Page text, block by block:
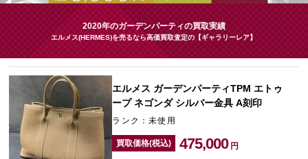
宅配買取を申し込む
無料の宅配キットをお届けします
今すぐ電話査定
受付時間 10:00～19:00
小田急新宿店
心斎橋本店 東心斎橋店 梅田店
なんば店 神戸元町(三宮)店 LAB大阪
中野ブロードウェイ
2020年のガーデンパーティの買取実績
エルメス(HERMES)を売るなら高価買取査定の【ギャラリーレア】
エルメス ガーデンパーティTPM エトゥ
ープ ネゴンダ シルバー金具 A刻印
ランク：未使用
買取価格(税込) 475,000 円